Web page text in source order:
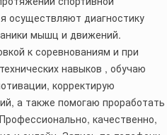
осуществляют диагностику
мышц и движений.
к соревнованиям и при
навыков , обучаю
корректирую
а также помогаю проработать
качественно,